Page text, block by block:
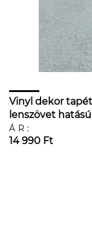
Vinyl dekor
lenszövet
ÁR:
14 990 Ft